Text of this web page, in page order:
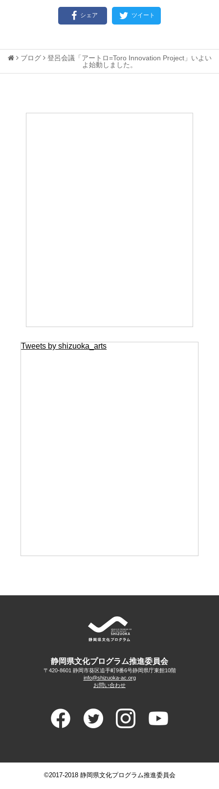
シェア ツイート
ブログ 登呂会議「アートロ=Toro Innovation Project」いよい
よ始動しました。
Tweets by shizuoka_arts
静岡県文化プログラム推進委員会
〒420-8601 静岡市葵区追手町9番6号静岡県庁東館10階
info@shizuoka-ac.org
お問い合わせ
©2017-2018 静岡県文化プログラム推進委員会